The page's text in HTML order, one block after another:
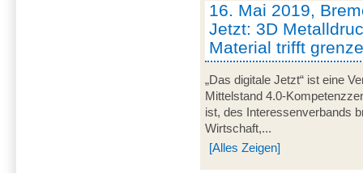
16. Mai 2019,
Jetzt: 3D
Material trifft
„Das digitale Jetzt“ ist eine
Mittelstand 4.0-
ist, des Interessenverbands
Wirtschaft,...
[Alles Zeigen]